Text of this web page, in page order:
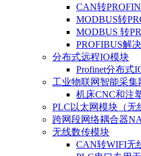
CAN转
MODBUS转
MODBUS 转
PROFIBUS解
分布式远程IO模块
Profinet分布式
工业物联网智能采集
机床CNC和注
PLC以太网模块（无
跨网段网络耦合器
无线数传模块
CAN转WIFI无